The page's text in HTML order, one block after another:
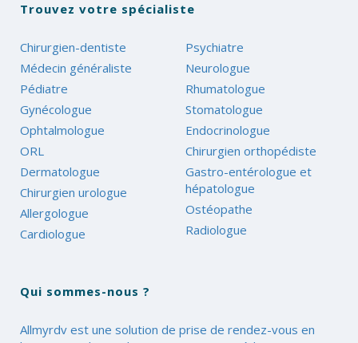
Trouvez votre spécialiste
Chirurgien-dentiste
Médecin généraliste
Pédiatre
Gynécologue
Ophtalmologue
ORL
Dermatologue
Chirurgien urologue
Allergologue
Cardiologue
Psychiatre
Neurologue
Rhumatologue
Stomatologue
Endocrinologue
Chirurgien orthopédiste
Gastro-entérologue et
hépatologue
Ostéopathe
Radiologue
Qui sommes-nous ?
Allmyrdv est une solution de prise de rendez-vous en